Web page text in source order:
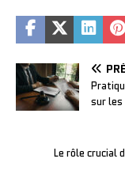
sur les
Le rôle crucial